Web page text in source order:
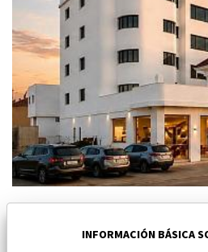
Los AlcazaresINFORMACIÓN BÁSICA